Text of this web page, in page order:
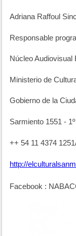
Adriana Raffoul
Responsable
Núcleo Audiovisual
Ministerio de
Gobierno de la
Sarmiento 1551 -
++ 54 11 4374
http://
Facebook :